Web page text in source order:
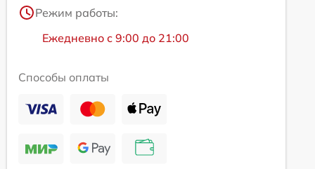
Режим работы:
Ежедневно с 9:00 до 21:00
Способы оплаты